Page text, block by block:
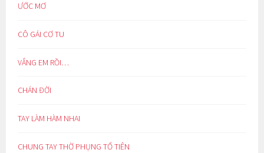
ƯỚC MƠ
CÔ GÁI CƠ TU
VẮNG EM RỒI…
CHÁN ĐỜI
TAY LÀM HÀM NHAI
CHUNG TAY THỜ PHỤNG TỔ TIÊN